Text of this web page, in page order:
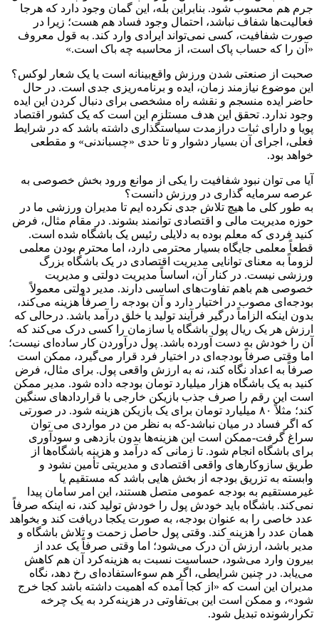
جرم هم محسوب شود. بنابراین بله، این گمان وجود دارد که هرجا
فعالیت‌ها شفاف نباشد، احتمال وجود فساد هم هست؛ زیرا در
صورت شفافیت، کسی نمی‌تواند ایرادی وارد کند. به قول معروف
«آن را که حساب پاک است، از محاسبه چه باک است.»
صحبت از صنعتی شدن ورزش واقع‌بینانه است یا یک شعار لوکس؟
این موضوع نیازمند زمان، ایده و برنامه‌ریزی جدی است. در حال
حاضر ایده منسجم و نقشه راه مشخصی برای دنبال کردن این ایده
وجود ندارد. تحقق این هدف مستلزم این است که یک کشور اقتصاد
پویا و دارای ثبات درازمدت سیاستگذاری داشته باشد که در شرایط
فعلی، اجرای آن بسیار دشوار و تا حدی «چسباندنی» و مقطعی
خواهد بود.
آیا می توان نبود شفافیت را یکی از موانع ورود بخش خصوصی به
عرصه سرمایه گذاری در ورزش دانست؟
به طور کلی ما هیچ تلاش جدی نکرده ایم تا مدیران ورزشی ما در
حوزه مدیریت مالی و اقتصادی توانمند بشوند. در مقام مثال، فرض
کنید فردی که معلم بوده به دلایلی رئیس یک باشگاه شده است.
قطعاً معلمی جایگاه بسیار محترمی دارد، اما محترم بودن معلمی
لزوماً به معنای توانایی مدیریت اقتصادی در یک باشگاه بزرگ
ورزشی نیست. در کنار آن، اساساً مدیریت دولتی و مدیریت
خصوصی هم باهم تفاوت‌های اساسی دارند. مدیر دولتی معمولاً
بودجه‌ای مصوب در اختیار دارد و آن بودجه را صرفاً هزینه می‌کند،
بدون اینکه الزاماً درگیر فرآیند تولید یا خلق درآمد باشد. درحالی که
ارزش هر یک ریال پول باشگاه یا سازمان را کسی درک می‌کند که
آن را خودش به دست آورده باشد. پول درآوردن کار ساده‌ای نیست؛
اما وقتی صرفاً بودجه‌ای در اختیار فرد قرار می‌گیرد، ممکن است
صرفاً به اعداد نگاه کند، نه به ارزش واقعی پول. برای مثال، فرض
کنید به یک باشگاه هزار میلیارد تومان بودجه داده شود. مدیر ممکن
است این رقم را صرف جذب بازیکن خارجی با قراردادهای سنگین
کند؛ مثلاً ۸۰ میلیارد تومان برای یک بازیکن هزینه شود. در صورتی
که اگر فساد در میان نباشد-که به نظر من در مواردی می توان
سراغ گرفت-ممکن است این هزینه‌ها بدون بازدهی و سودآوری
برای باشگاه انجام شود. تا زمانی که درآمد و هزینه باشگاه‌ها از
طریق سازوکارهای واقعی اقتصادی و مدیریتی تأمین نشود و
وابسته به تزریق بودجه از بخش هایی باشد که مستقیم یا
غیرمستقیم به بودجه عمومی متصل هستند، این امر سامان پیدا
نمی‌کند. باشگاه باید خودش پول را خودش تولید کند، نه اینکه صرفاً
عدد خاصی را به عنوان بودجه، به صورت یکجا دریافت کند و بخواهد
همان عدد را هزینه کند. وقتی پول حاصل زحمت و تلاش باشگاه و
مدیر باشد، ارزش آن درک می‌شود؛ اما وقتی صرفاً یک عدد از
بیرون وارد می‌شود، حساسیت نسبت به هزینه‌کرد آن هم کاهش
می‌یابد. در چنین شرایطی، اگر هم سوءاستفاده‌ای رخ دهد، نگاه
مدیران این است که «از کجا آمده که اهمیت داشته باشد کجا خرج
شود»، و ممکن است این بی‌تفاوتی در هزینه‌کرد به یک چرخه
تکرارشونده تبدیل ‌شود.